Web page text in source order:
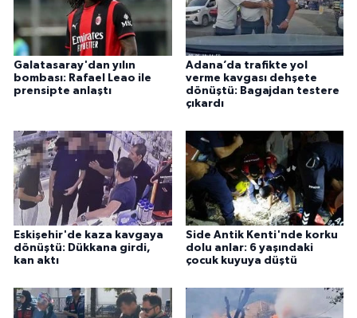
Galatasaray'dan yılın
bombası: Rafael Leao ile
prensipte anlaştı
Adana’da trafikte yol
verme kavgası dehşete
dönüştü: Bagajdan testere
çıkardı
Eskişehir'de kaza kavgaya
dönüştü: Dükkana girdi,
kan aktı
Side Antik Kenti'nde korku
dolu anlar: 6 yaşındaki
çocuk kuyuya düştü